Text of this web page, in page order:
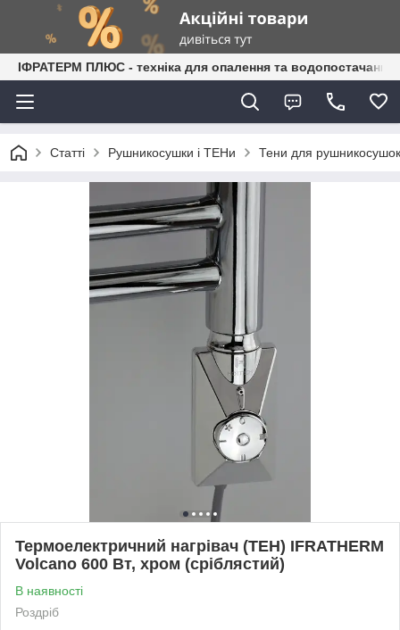
ІФРАТЕРМ ПЛЮС - техніка для опалення та водопостачання
Статті Рушникосушки і ТЕНи Тени для рушникосушок
Термоелектричний нагрівач (ТЕН) IFRATHERM
Volcano 600 Вт, хром (сріблястий)
В наявності
Роздріб